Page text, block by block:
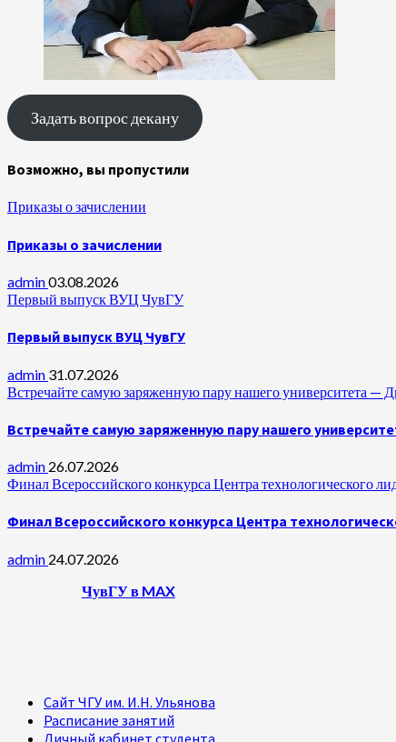
Задать вопрос декану
Возможно, вы пропустили
Приказы о зачислении
Приказы о зачислении
admin03.08.2026
Первый выпуск ВУЦ ЧувГУ
Первый выпуск ВУЦ ЧувГУ
admin 31.07.2026
Встречайте самую заряженную пару нашего
Встречайте самую заряженную пару нашего
admin 26.07.2026
Финал Всероссийского конкурса Центра технологического
Финал Всероссийского конкурса Центра
admin 24.07.2026
ЧувГУ в MAX
Сайт ЧГУ им. И.Н. Ульянова
Расписание занятий
Личный кабинет студента